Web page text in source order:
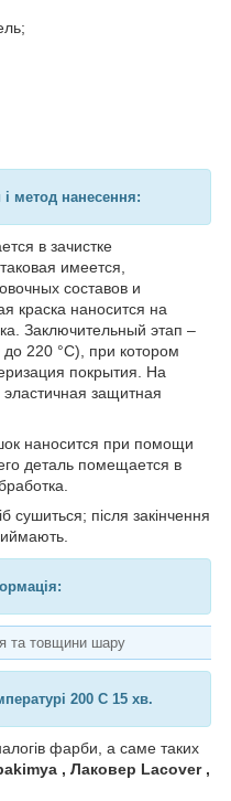
і метод нанесення:
в зачистке
имеется,
составов и
краска наносится на
Заключительный этап –
до 220 °С), при котором
покрытия. На
защитная
наносится при помощи
деталь помещается в
сушиться; після закінчення
та товщини шару
200 C 15 хв.
фарби, а саме таких
, Лаковер Lacover ,